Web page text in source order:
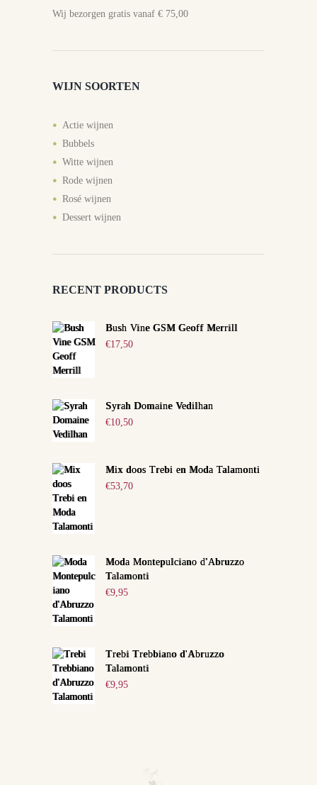
Wij bezorgen gratis vanaf € 75,00
WIJN SOORTEN
Actie wijnen
Bubbels
Witte wijnen
Rode wijnen
Rosé wijnen
Dessert wijnen
RECENT PRODUCTS
Bush Vine GSM Geoff Merrill
€17,50
Syrah Domaine Vedilhan
€10,50
Mix doos Trebi en Moda Talamonti
€53,70
Moda Montepulciano d'Abruzzo
Talamonti
€9,95
Trebi Trebbiano d'Abruzzo
Talamonti
€9,95